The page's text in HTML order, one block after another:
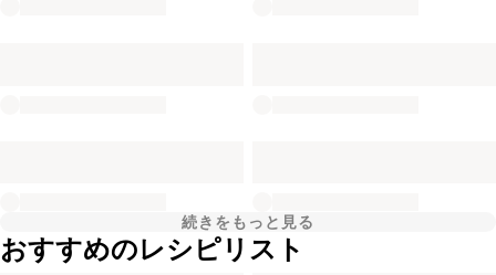
続きをもっと見る
おすすめのレシピリスト